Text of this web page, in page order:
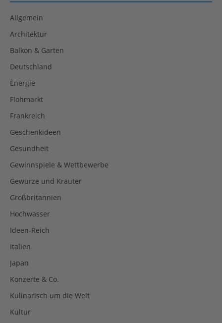
Allgemein
Architektur
Balkon & Garten
Deutschland
Energie
Flohmarkt
Frankreich
Geschenkideen
Gesundheit
Gewinnspiele & Wettbewerbe
Gewürze und Kräuter
Großbritannien
Hochwasser
Ideen-Reich
Italien
Japan
Konzerte & Co.
Kulinarisch um die Welt
Kultur